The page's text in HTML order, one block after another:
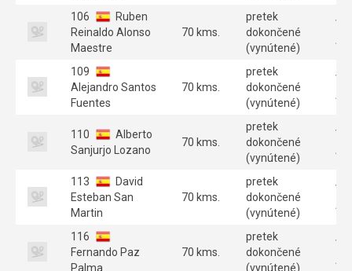
106
Ruben
Reinaldo Alonso
Maestre
70 kms.
pretek
dokončené
(vynútené)
A
109
Alejandro Santos
Fuentes
70 kms.
pretek
dokončené
(vynútené)
A
110
Alberto
Sanjurjo Lozano
70 kms.
pretek
dokončené
(vynútené)
A
113
David
Esteban San
Martin
70 kms.
pretek
dokončené
(vynútené)
A
116
Fernando Paz
Palma
70 kms.
pretek
dokončené
(vynútené)
A